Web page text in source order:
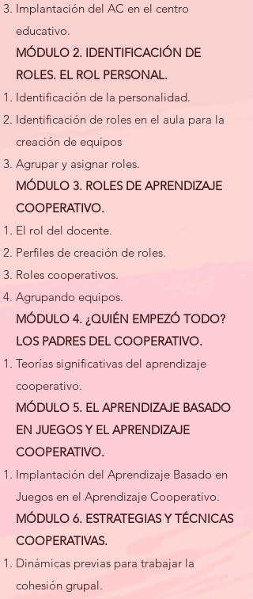
Implantación del AC en el centro
educativo.​
MÓDULO 2. IDENTIFICACIÓN DE
ROLES. EL ROL PERSONAL.
Identificación de la personalidad.
Identificación de roles en el aula para la
creación de equipos​
Agrupar y asignar roles.
MÓDULO 3. ROLES DE APRENDIZAJE
COOPERATIVO.
El rol del docente.
Perfiles de creación de roles.
Roles cooperativos.​
Agrupando equipos.​
MÓDULO 4. ¿QUIÉN EMPEZÓ TODO?
LOS PADRES DEL COOPERATIVO.
Teorías significativas del aprendizaje
cooperativo.​
MÓDULO 5. EL APRENDIZAJE BASADO
EN JUEGOS Y EL APRENDIZAJE
COOPERATIVO.
Implantación del Aprendizaje Basado en
Juegos en el Aprendizaje Cooperativo.​
MÓDULO 6. ESTRATEGIAS Y TÉCNICAS
COOPERATIVAS.
Dinámicas previas para trabajar la
cohesión grupal.